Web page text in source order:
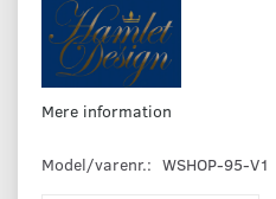
Mere information
Model/varenr.: WSHOP-95-V1